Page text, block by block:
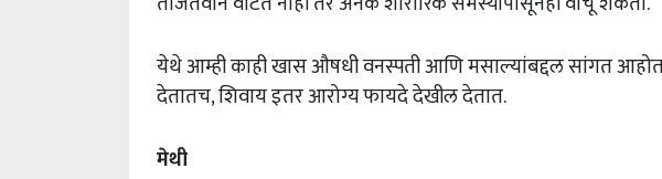
येथे आम्ही काही खास औषधी वनस्पती आणि मसाल्यांबद्दल सांगत आहोत
देतातच, शिवाय इतर आरोग्य फायदे देखील देतात.
मेथी